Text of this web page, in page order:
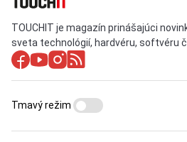
TOUCHIT je magazín prinášajúci
sveta technológií, hardvéru, softvéru
Tmavý režim